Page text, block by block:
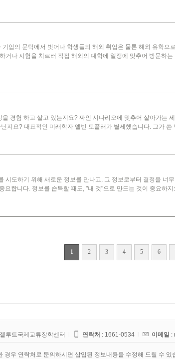
업의 문턱에서 벗어나 학생들의 해외 취업은 물론 해외 유학
거나 시험을 치르러 직접 해외의 대학에 일정에 맞추어 방문하
경험 하고 살고 있는지요? 짜인 시나리오에 맞추어 살아가는
지요? 대표적인 미래학자 앨빈 토플러가 별세했습니다. 그가
시도하기 위해 새로운 정보를 만나고, 그 정보로부터 결정을 너
요합니다. 정보를 습득할 때도, "내 것"으로 만드는 것이 중요하
1 2 3 4 5 6
루트국제교류장학센터 연락처 : 1661-0534 이메일 :
경우 연락처로 문의하시면 삽입된 정보내용을 수정해 드릴 수 있